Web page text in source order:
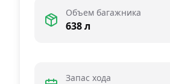
Объем багажника
638 л
Запас хода